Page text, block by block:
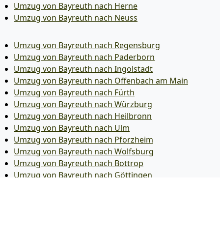
Umzug von Bayreuth nach Herne
Umzug von Bayreuth nach Neuss
Umzug von Bayreuth nach Regensburg
Umzug von Bayreuth nach Paderborn
Umzug von Bayreuth nach Ingolstadt
Umzug von Bayreuth nach Offenbach am Main
Umzug von Bayreuth nach Fürth
Umzug von Bayreuth nach Würzburg
Umzug von Bayreuth nach Heilbronn
Umzug von Bayreuth nach Ulm
Umzug von Bayreuth nach Pforzheim
Umzug von Bayreuth nach Wolfsburg
Umzug von Bayreuth nach Bottrop
Umzug von Bayreuth nach Göttingen